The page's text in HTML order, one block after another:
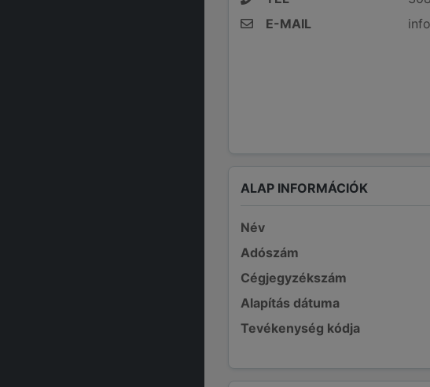
E-MAIL
ALAP INFORMÁCIÓK
Név
Adószám
Cégjegyzékszám
Alapítás dátuma
Tevékenység kódja